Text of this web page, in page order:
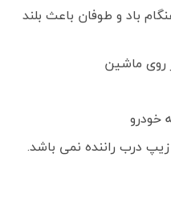
باد و طوفان باعث بلند
روی ماشین
خودرو
درب راننده نمی باشد.